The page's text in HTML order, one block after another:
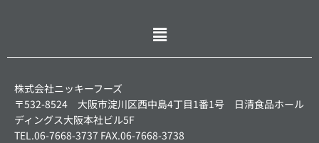
メ
ニ
ュ
株式会社ニッキーフーズ
〒532-8524 大阪市淀川区西中島4丁目1番1号 日清食品ホール
ディングス大阪本社ビル5F
TEL.06-7668-3737 FAX.06-7668-3738